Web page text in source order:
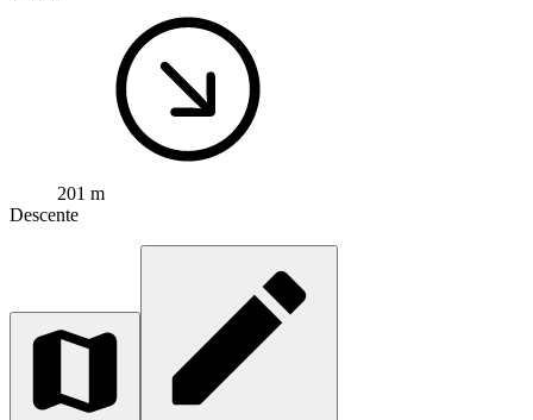
201 m
Descente